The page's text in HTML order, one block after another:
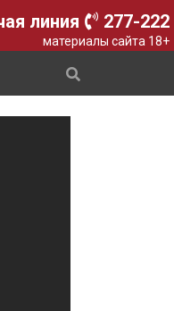
линия 277-222
материалы сайта 18+